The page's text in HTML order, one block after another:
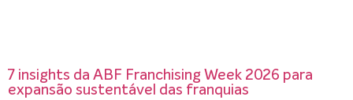
7 insights da ABF Franchising Week 2026 para
expansão sustentável das franquias